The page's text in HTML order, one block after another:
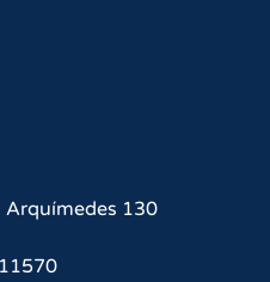
Arquímedes 130
11570